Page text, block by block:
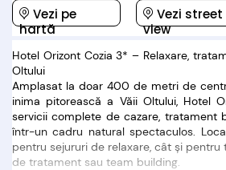
Vezi pe
hartă
Vezi street
view
Hotel Orizont Cozia 3* – Relaxare,
Oltului
Amplasat la doar 400 de metri de
inima pitorească a Văii Oltului, Hotel
servicii complete de cazare, tratament
într-un cadru natural spectaculos.
pentru sejururi de relaxare, cât și
de tratament sau team building.